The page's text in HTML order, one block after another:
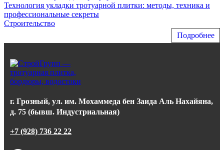
Технология укладки тротуарной плитки: методы, техника и
профессиональные секреты
Строительство
Подробнее
г. Грозный, ул. им. Мохаммеда бен Заида Аль Нахайяна,
д. 75 (бывш. Индустриальная)
+7 (928) 736 22 22